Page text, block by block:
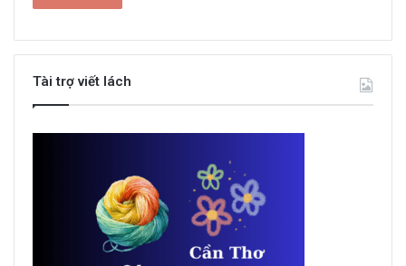
Tài trợ viết lách